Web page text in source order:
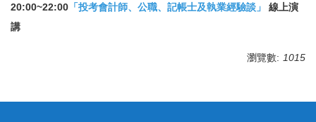
20:00~22:00 「投考會計師、公職、記帳士及執業經驗談」
線上演
講
瀏覽數: 1015